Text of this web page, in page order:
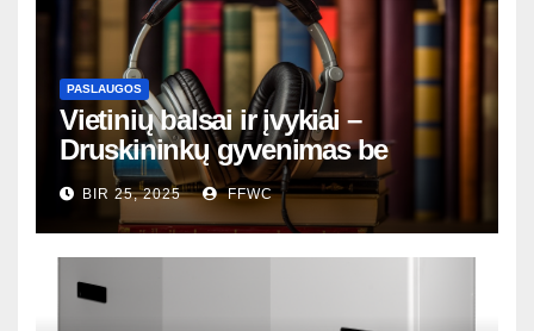
PASLAUGOS
Vietinių balsai ir įvykiai –
Druskininkų gyvenimas be
nutylėjimų
BIR 25, 2025 FFWC